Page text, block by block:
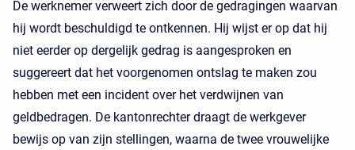
De werknemer verweert zich door de gedragingen waarvan
hij wordt beschuldigd te ontkennen. Hij wijst er op dat hij
niet eerder op dergelijk gedrag is aangesproken en
suggereert dat het voorgenomen ontslag te maken zou
hebben met een incident over het verdwijnen van
geldbedragen. De kantonrechter draagt de werkgever
bewijs op van zijn stellingen, waarna de twee vrouwelijke